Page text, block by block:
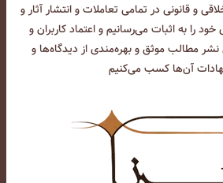
و قانونی در تمامی تعاملات و انتشار آثار و
خود را به اثبات می‌رسانیم و اعتماد کاربران و
نشر مطالب موثق و بهره‌مندی از دیدگاه‌ها و
آن‌ها کسب می‌کنیم